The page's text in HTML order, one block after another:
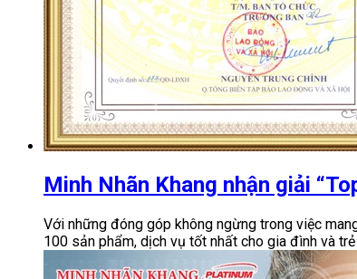
Minh Nhãn Khang nhận giải
Với những đóng góp không ngừng trong việc
100 sản phẩm, dịch vụ tốt nhất cho gia đình và trẻ